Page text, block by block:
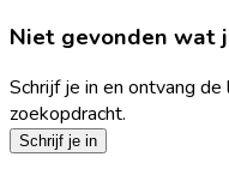
Niet gevonden wat
Schrijf je in en ontvang
zoekopdracht.
Schrijf je in